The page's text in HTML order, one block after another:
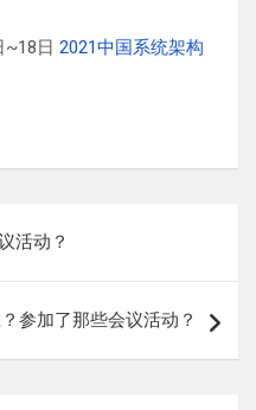
~18日 2021中国系统架构
活动？
参加了那些会议活动？